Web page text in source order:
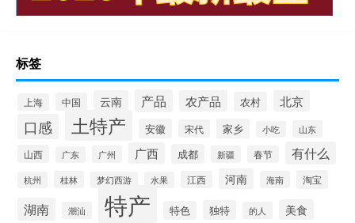
标签
上海 中国 云南 产品 农产品 农村 北京
口感 土特产 安徽 宋代 家乡 小吃 山东
山西 广东 广州 广西 成都 新疆 春节 有什么
杭州 桂林 梦幻西游 水果 江西 河南 海南 淘宝
湖南 潮汕 特产 特色 独特 的人 美食